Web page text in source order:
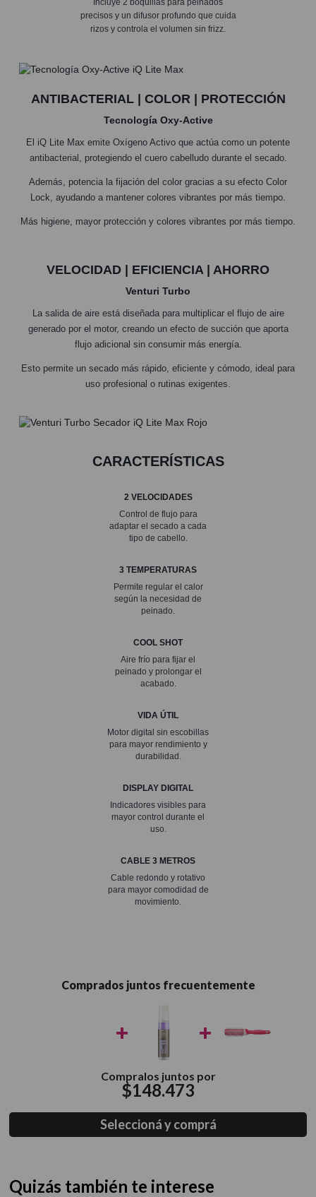
precisos y un difusor profundo que cuida
rizos y controla el volumen sin frizz.
ANTIBACTERIAL | COLOR | PROTECCIÓN
Tecnología Oxy-Active
El iQ Lite Max emite Oxígeno Activo que actúa como un potente
antibacterial, protegiendo el cuero cabelludo durante el secado.
Además, potencia la fijación del color gracias a su efecto Color
Lock, ayudando a mantener colores vibrantes por más tiempo.
Más higiene, mayor protección y colores vibrantes por más tiempo.
VELOCIDAD | EFICIENCIA | AHORRO
Venturi Turbo
La salida de aire está diseñada para multiplicar el flujo de aire
generado por el motor, creando un efecto de succión que aporta
flujo adicional sin consumir más energía.
Esto permite un secado más rápido, eficiente y cómodo, ideal para
uso profesional o rutinas exigentes.
CARACTERÍSTICAS
2 VELOCIDADES
Control de flujo para
adaptar el secado a cada
tipo de cabello.
3 TEMPERATURAS
Permite regular el calor
según la necesidad de
peinado.
COOL SHOT
Aire frío para fijar el
peinado y prolongar el
acabado.
VIDA ÚTIL
Motor digital sin escobillas
para mayor rendimiento y
durabilidad.
DISPLAY DIGITAL
Indicadores visibles para
mayor control durante el
uso.
CABLE 3 METROS
Cable redondo y rotativo
para mayor comodidad de
movimiento.
Comprados juntos frecuentemente
+ +
Compralos juntos por
$148.473
Seleccioná y comprá
Quizás también te interese